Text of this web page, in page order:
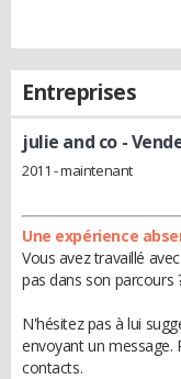
Entreprises
julie and co-
2011 - maintenant
Une expérience
Vous avez travaillé
pas dans son parcours
N'hésitez pas à lui
envoyant un message.
contacts.